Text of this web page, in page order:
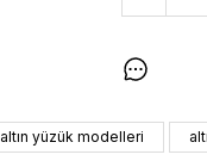
altın yüzük modelleri